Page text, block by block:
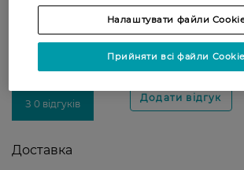
Рейтинг та відгуки
0
З 0 відгуків
0 відгуків
Доставка
Налаштувати файли
Прийняти всі файли Cookie